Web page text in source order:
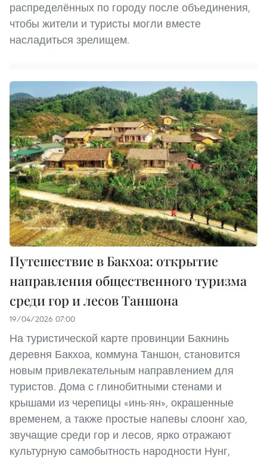
распределённых по городу после объединения,
чтобы жители и туристы могли вместе
насладиться зрелищем.
Путешествие в Бакхоа: открытие
направления общественного туризма
среди гор и лесов Таншона
19/04/2026 07:00
На туристической карте провинции Бакнинь
деревня Бакхоа, коммуна Таншон, становится
новым привлекательным направлением для
туристов. Дома с глинобитными стенами и
крышами из черепицы «инь-ян», окрашенные
временем, а также простые напевы слоонг хао,
звучащие среди гор и лесов, ярко отражают
культурную самобытность народности Нунг,